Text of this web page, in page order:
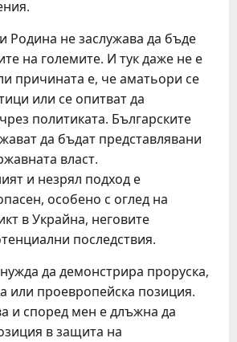
Родина не заслужава да бъде
на големите. И тук даже не е
причината е, че аматьори се
или се опитват да
политиката. Българските
да бъдат представлявани
власт.
и незрял подход е
особено с оглед на
в Украйна, неговите
последствия.
да демонстрира проруска,
или проевропейска позиция.
и според мен е длъжна да
в защита на